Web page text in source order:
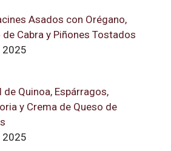
Asados con Orégano,
de Cabra y Piñones Tostados
2025
de Quinoa, Espárragos,
y Crema de Queso de
2025